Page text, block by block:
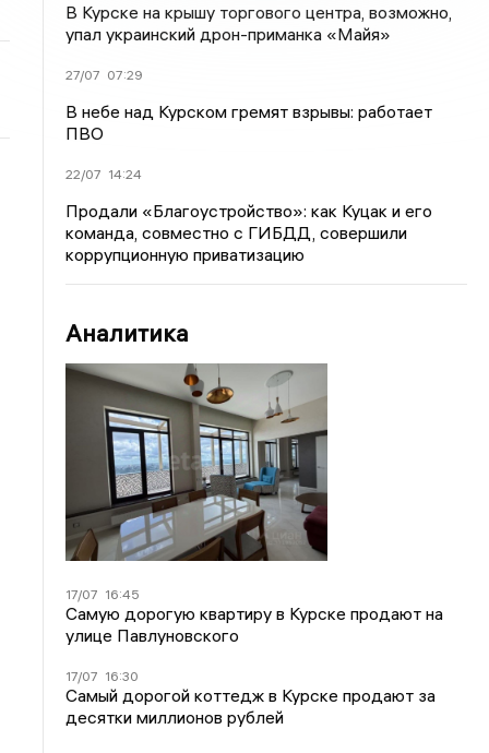
В Курске на крышу торгового центра, возможно,
упал украинский дрон-приманка «Майя»
27/07 07:29
В небе над Курском гремят взрывы: работает
ПВО
22/07 14:24
Продали «Благоустройство»: как Куцак и его
команда, совместно с ГИБДД, совершили
коррупционную приватизацию
Аналитика
17/07 16:45
Самую дорогую квартиру в Курске продают на
улице Павлуновского
17/07 16:30
Самый дорогой коттедж в Курске продают за
десятки миллионов рублей